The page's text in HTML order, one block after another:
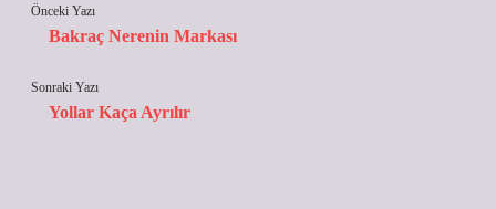
Önceki Yazı
Bakraç Nerenin Markası
Sonraki Yazı
Yollar Kaça Ayrılır